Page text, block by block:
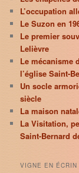
L’occupation
Le Suzon en
Le premier
Lelièvre
Le mécanisme
l’église Saint-
Un socle
siècle
La maison
La Visitation,
Saint-Bernard
VIGNE EN ÉCRIN